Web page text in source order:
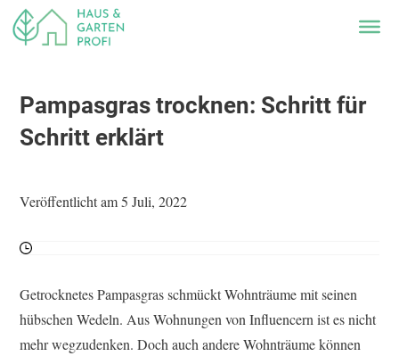
Pampasgras trocknen: Schritt für
Schritt erklärt
Veröffentlicht am 5 Juli, 2022
Getrocknetes Pampasgras schmückt Wohnträume mit seinen
hübschen Wedeln. Aus Wohnungen von Influencern ist es nicht
mehr wegzudenken. Doch auch andere Wohnträume können